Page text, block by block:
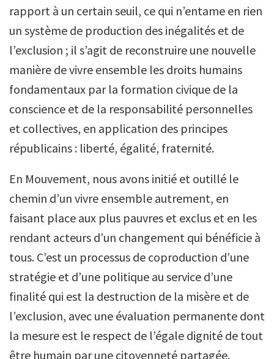
rapport à un certain seuil, ce qui n’entame en rien
un système de production des inégalités et de
l’exclusion ; il s’agit de reconstruire une nouvelle
manière de vivre ensemble les droits humains
fondamentaux par la formation civique de la
conscience et de la responsabilité personnelles
et collectives, en application des principes
républicains : liberté, égalité, fraternité.
En Mouvement, nous avons initié et outillé le
chemin d’un vivre ensemble autrement, en
faisant place aux plus pauvres et exclus et en les
rendant acteurs d’un changement qui bénéficie à
tous. C’est un processus de coproduction d’une
stratégie et d’une politique au service d’une
finalité qui est la destruction de la misère et de
l’exclusion, avec une évaluation permanente dont
la mesure est le respect de l’égale dignité de tout
être humain par une citoyenneté partagée.